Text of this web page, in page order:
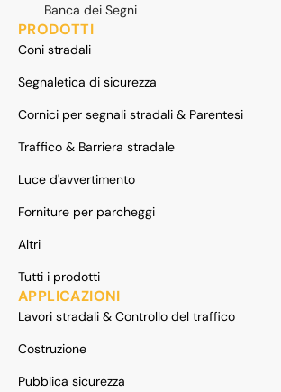
Banca dei Segni
PRODOTTI
Coni stradali
Segnaletica di sicurezza
Cornici per segnali stradali & Parentesi
Traffico & Barriera stradale
Luce d'avvertimento
Forniture per parcheggi
Altri
Tutti i prodotti
APPLICAZIONI
Lavori stradali & Controllo del traffico
Costruzione
Pubblica sicurezza